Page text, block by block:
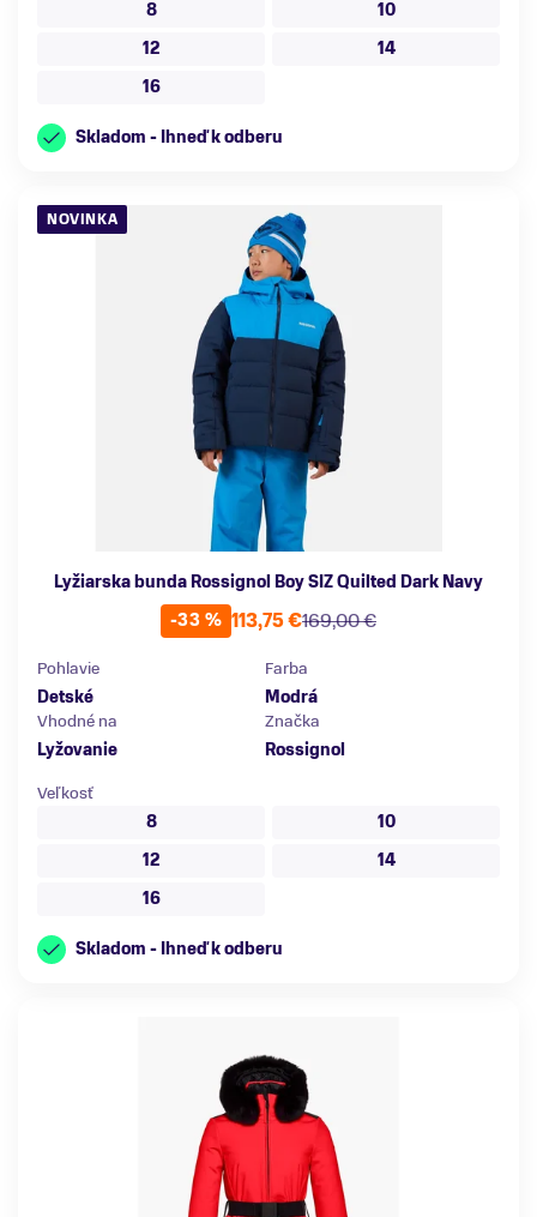
8
10
12
14
16
Skladom - Ihneď k odberu
NOVINKA
Lyžiarska bunda Rossignol Boy SIZ Quilted Dark Navy
-33 %
169,00 €
113,75 €
Pohlavie
Detské
Farba
Modrá
Vhodné na
Lyžovanie
Značka
Rossignol
Veľkosť
8
10
12
14
16
Skladom - Ihneď k odberu